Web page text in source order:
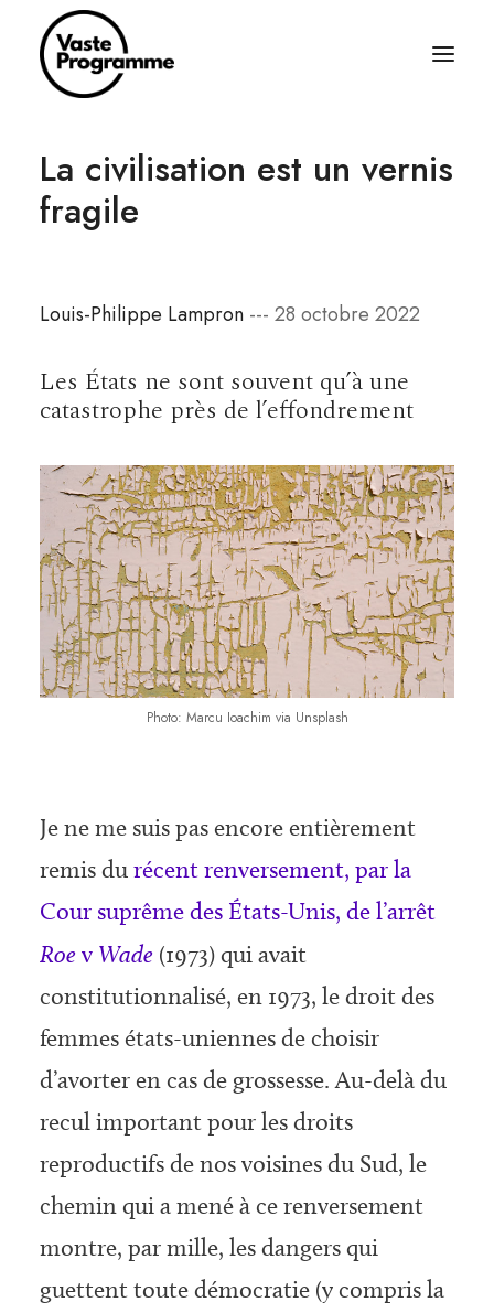
À PROPOS
ÉCRITURES
ABONNEZ-VOUS
RÈGLES SIMPLES
CONTACT
La civilisation est un vernis
fragile
Louis-Philippe Lampron --- 28 octobre 2022
Les États ne sont souvent qu’à une
catastrophe près de l’effondrement
Photo: Marcu Ioachim via Unsplash
Je ne me suis pas encore entièrement
remis durécent renversement, par la
Cour suprême des États-Unis, de l’arrêt
Roev Wade (1973) qui avait
constitutionnalisé, en 1973, le droit des
femmes états-uniennes de choisir
d’avorter en cas de grossesse. Au-delà du
recul important pour les droits
reproductifs de nos voisines du Sud, le
chemin qui a mené à ce renversement
montre, par mille, les dangers qui
guettent toute démocratie (y compris la